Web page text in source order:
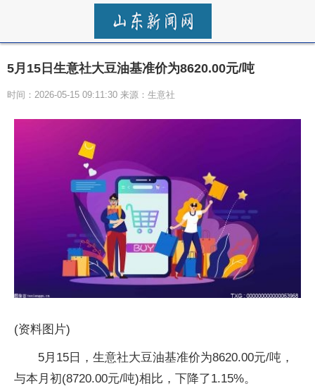
5月15日生意社大豆油基准价为8620.00元/吨
时间：2026-05-15 09:11:30 来源：生意社
(资料图片)
5月15日，生意社大豆油基准价为8620.00元/吨，
与本月初(8720.00元/吨)相比，下降了1.15%。